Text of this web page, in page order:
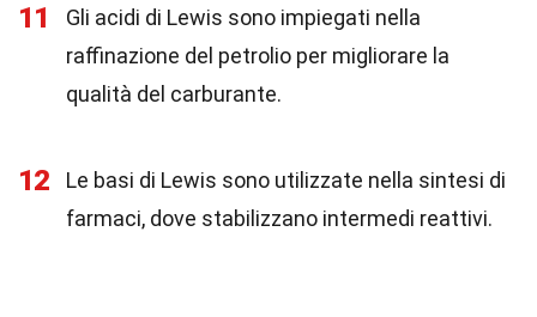
11
Gli acidi di Lewis sono impiegati nella
raffinazione del petrolio per migliorare la
qualità del carburante.
12
Le basi di Lewis sono utilizzate nella sintesi di
farmaci, dove stabilizzano intermedi reattivi.